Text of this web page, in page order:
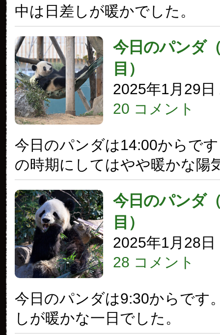
中は日差しが暖かでした。
今日のパンダ
目）
2025年1月29日
20 コメント
今日のパンダは14:00からで
の時期にしてはやや暖かな陽
今日のパンダ
目）
2025年1月28日
28 コメント
今日のパンダは9:30からです
しが暖かな一日でした。